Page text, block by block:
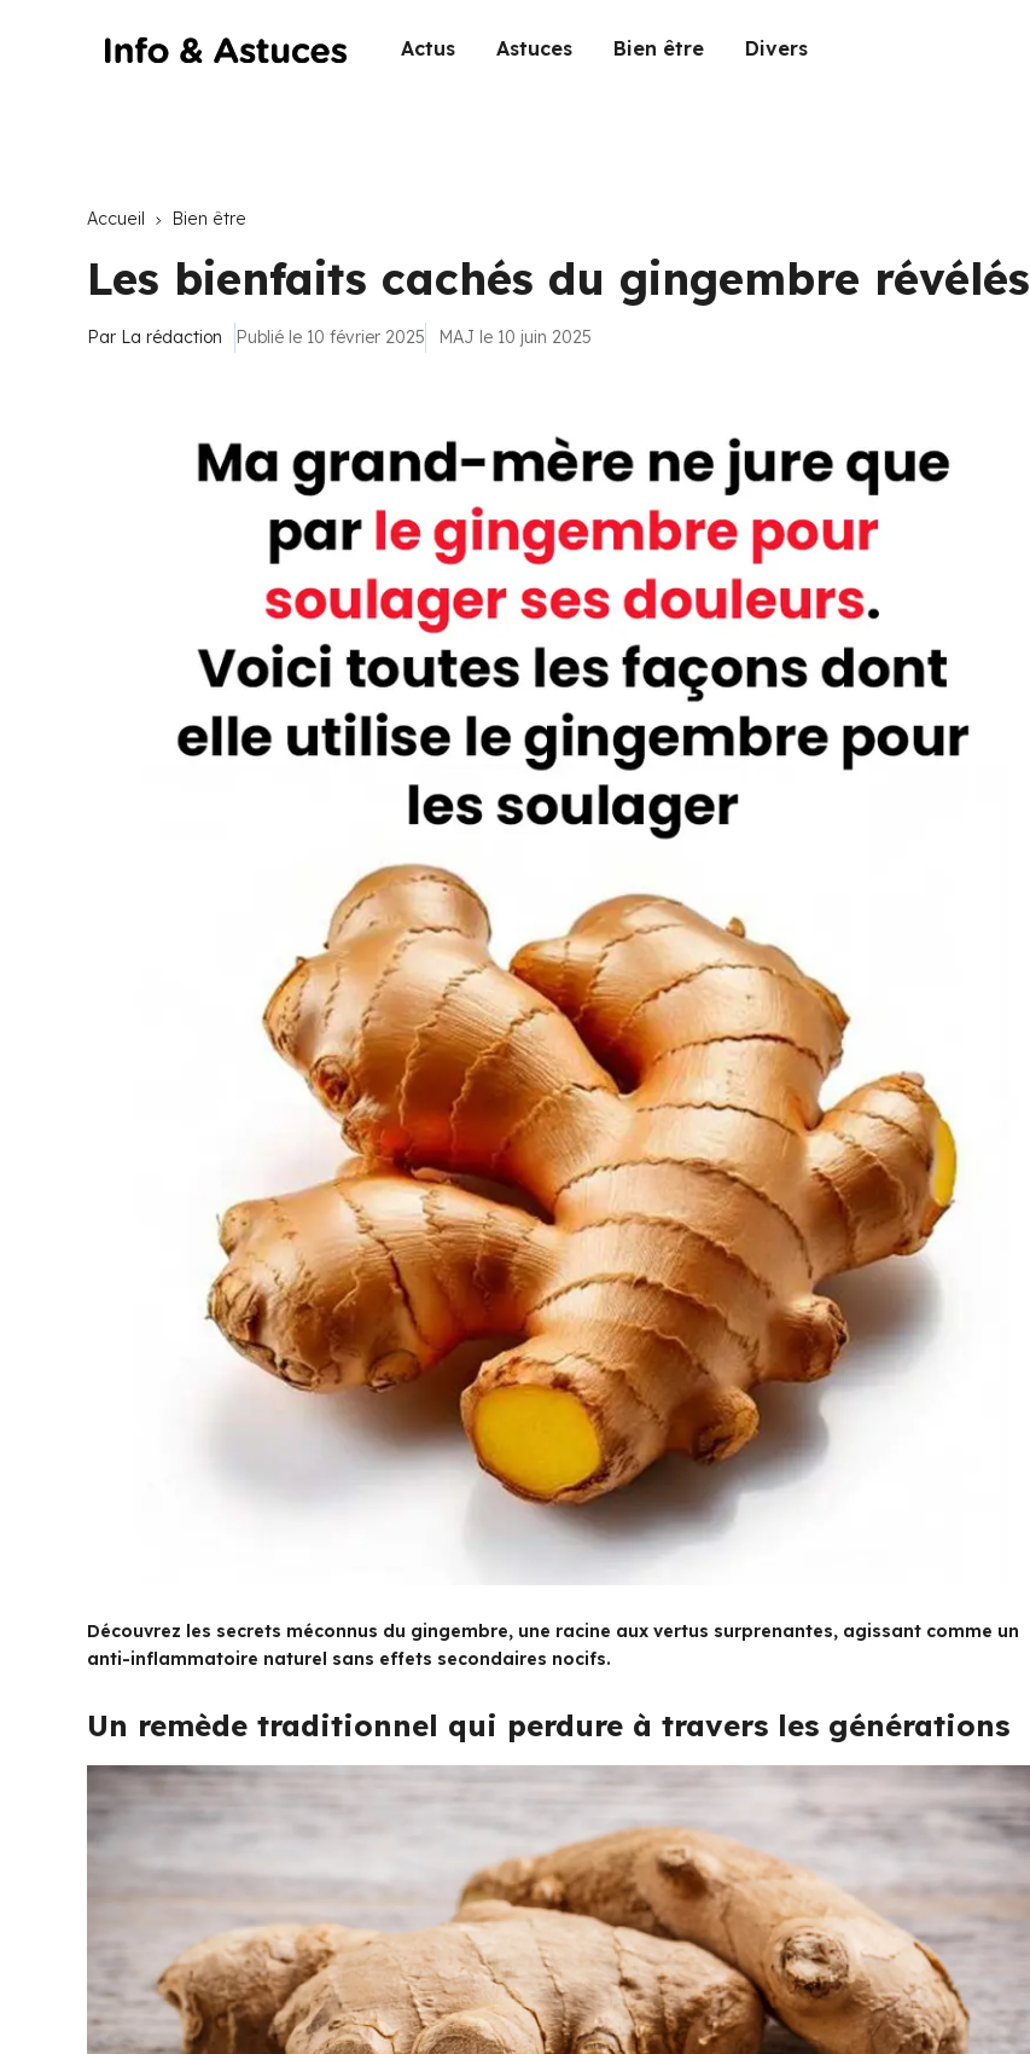
Actus Astuces Bien être Divers
Accueil Bien être
Les bienfaits cachés du gingembre révélés
Par La rédaction Publié le 10 février 2025 MAJ le 10 juin 2025
Découvrez les secrets méconnus du gingembre, une racine aux vertus surprenantes, agissant comme un
anti-inflammatoire naturel sans effets secondaires nocifs.
Un remède traditionnel qui perdure à travers les générations